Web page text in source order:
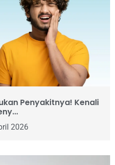
Penyakitnya! Kenali
2026